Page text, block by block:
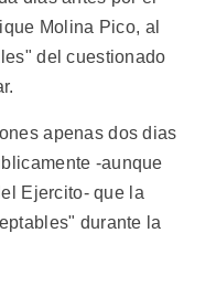
Molina Pico, al
del cuestionado
apenas dos dias
-aunque
Ejercito- que la
durante la